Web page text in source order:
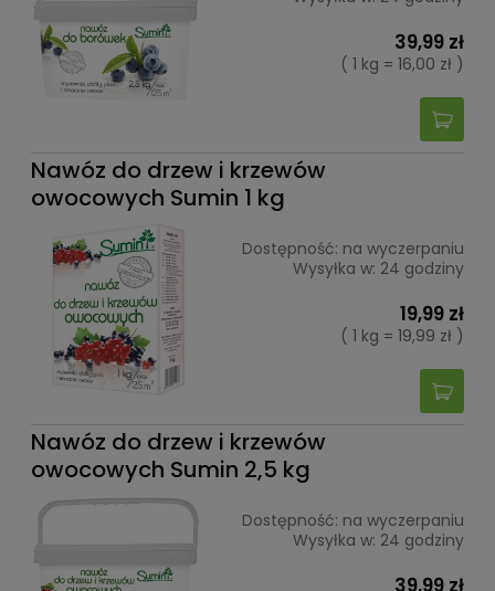
39,99 zł
( 1 kg = 16,00 zł )
Nawóz do drzew i krzewów
owocowych Sumin 1 kg
Dostępność: na wyczerpaniu
Wysyłka w: 24 godziny
19,99 zł
( 1 kg = 19,99 zł )
Nawóz do drzew i krzewów
owocowych Sumin 2,5 kg
Dostępność: na wyczerpaniu
Wysyłka w: 24 godziny
39,99 zł